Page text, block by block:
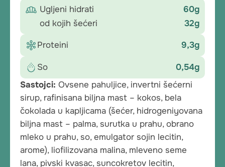
Ugljeni hidrati
60g
od kojih šećeri
32g
Proteini 9,3g
So
0,54g
Sastojci: Ovsene pahuljice, invertni šećerni
sirup, rafinisana biljna mast – kokos, bela
čokolada u kapljicama (šećer, hidrogeniyovana
biljna mast – palma, surutka u prahu, obrano
mleko u prahu, so, emulgator sojin lecitin,
arome), liofilizovana malina, mleveno seme
lana, pivski kvasac, suncokretov lecitin,